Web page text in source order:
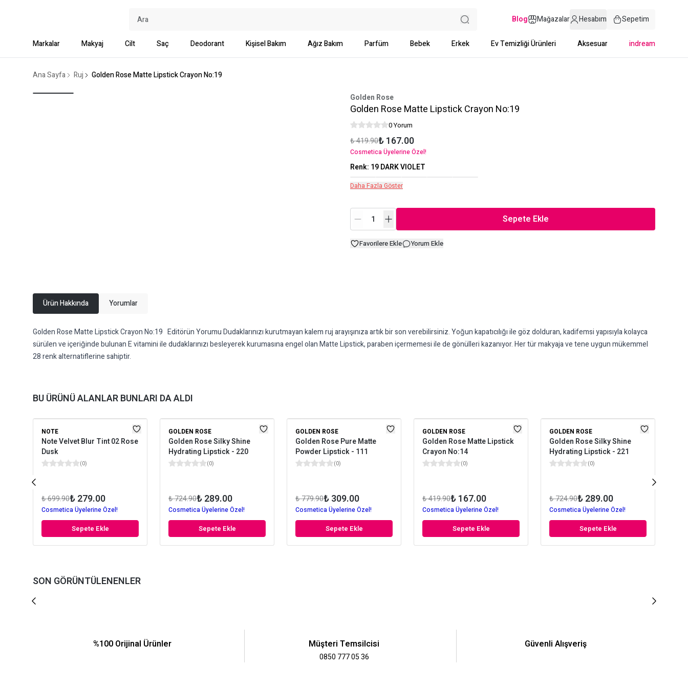
Blog Mağazalar Hesabım Sepetim
Markalar Makyaj Cilt Saç Deodorant Kişisel Bakım Ağız Bakım Parfüm Bebek Erkek Ev Temizliği Ürünleri Aksesuar indream
Ana Sayfa Ruj Golden Rose Matte Lipstick Crayon No:19
Golden Rose
Golden Rose Matte Lipstick Crayon No:19
0 Yorum
₺ 419.90₺ 167.00
Cosmetica Üyelerine Özel!
Renk: 19 DARK VIOLET
Daha Fazla Göster
Sepete Ekle
Favorilere Ekle Yorum Ekle
Ürün Hakkında Yorumlar
Golden Rose Matte Lipstick Crayon No:19 Editörün Yorumu Dudaklarınızı kurutmayan kalem ruj arayışınıza artık bir son verebilirsiniz. Yoğun kapatıcılığı ile göz dolduran, kadifemsi yapısıyla kolayca
sürülen ve içeriğinde bulunan E vitamini ile dudaklarınızı besleyerek kurumasına engel olan Matte Lipstick, paraben içermemesi ile de gönülleri kazanıyor. Her tür makyaja ve tene uygun mükemmel
28 renk alternatiflerine sahiptir.
BU ÜRÜNÜ ALANLAR BUNLARI DA ALDI
NOTE
Note Velvet Blur Tint 02 Rose
Dusk
(0)
₺ 699.90₺ 279.00
Cosmetica Üyelerine Özel!
Sepete Ekle
GOLDEN ROSE
Golden Rose Silky Shine
Hydrating Lipstick - 220
(0)
₺ 724.90₺ 289.00
Cosmetica Üyelerine Özel!
Sepete Ekle
GOLDEN ROSE
Golden Rose Pure Matte
Powder Lipstick - 111
(0)
₺ 779.90₺ 309.00
Cosmetica Üyelerine Özel!
Sepete Ekle
GOLDEN ROSE
Golden Rose Matte Lipstick
Crayon No:14
(0)
₺ 419.90₺ 167.00
Cosmetica Üyelerine Özel!
Sepete Ekle
GOLDEN ROSE
Golden Rose Silky Shine
Hydrating Lipstick - 221
(0)
₺ 724.90₺ 289.00
Cosmetica Üyelerine Özel!
Sepete Ekle
SON GÖRÜNTÜLENENLER
%100 Orijinal Ürünler Müşteri Temsilcisi
0850 777 05 36
Güvenli Alışveriş